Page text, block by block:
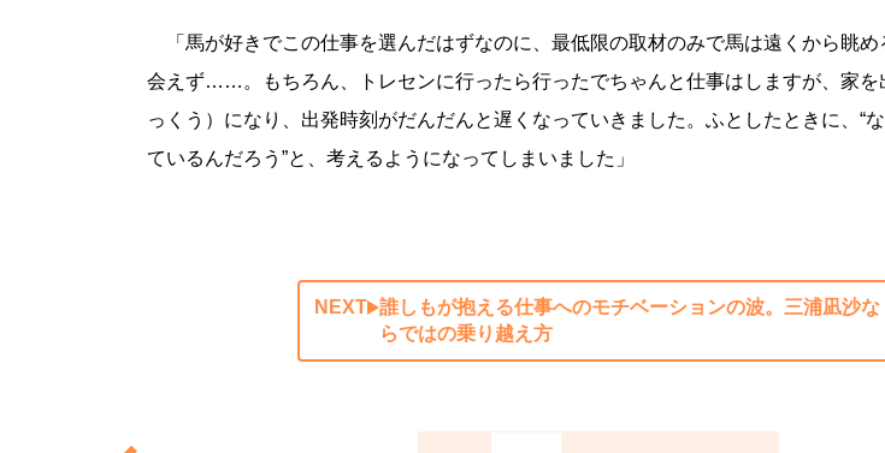
「馬が好きでこの仕事を選んだはずなのに、最低限の取材のみで馬は遠くから眺め
会えず……。もちろん、トレセンに行ったら行ったでちゃんと仕事はしますが、家を
っくう）になり、出発時刻がだんだんと遅くなっていきました。ふとしたときに、“
ているんだろう”と、考えるようになってしまいました」
NEXT
誰しもが抱える仕事へのモチベーションの波。三浦凪沙な
らではの乗り越え方